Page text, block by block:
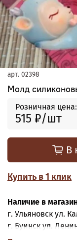
арт. 02398
Молд
Розничная цена:
515 ₽
В
Купить в 1 клик
Наличие в
г. Ульяновск ул.
г. Буинск ул.